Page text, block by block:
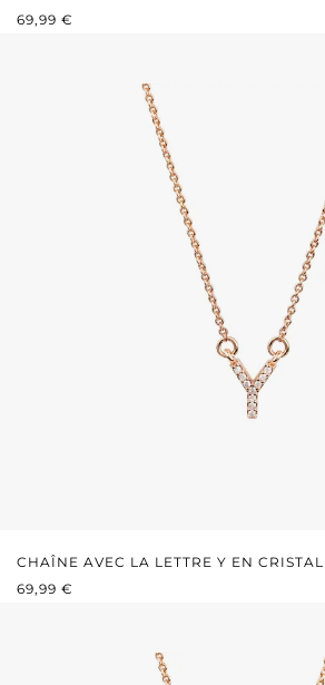
PRIX RÉGULIER :
69,99 €
CHAÎNE AVEC LA LETTRE Y EN CRISTAL
PRIX RÉGULIER :
69,99 €